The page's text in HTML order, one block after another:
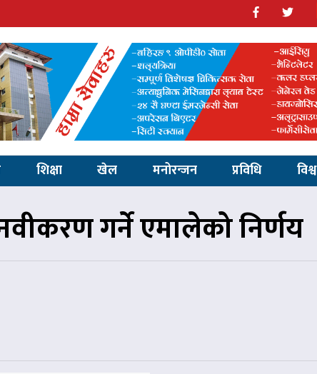
शिक्षा खेल मनोरन्जन प्रविधि विश्व
गर्ने एमालेको निर्णय